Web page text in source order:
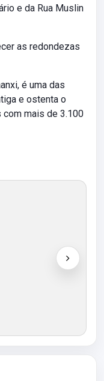
e da Rua Muslin
as redondezas
é uma das
e ostenta o
mais de 3.100